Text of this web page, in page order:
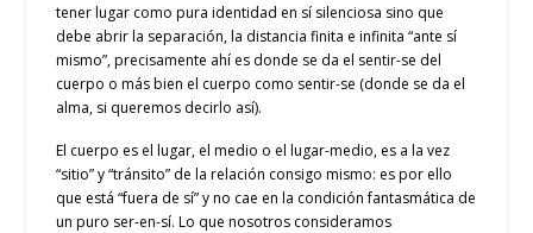
tener lugar como pura identidad en sí silenciosa sino que
debe abrir la separación, la distancia finita e infinita “ante sí
mismo”, precisamente ahí es donde se da el sentir-se del
cuerpo o más bien el cuerpo como sentir-se (donde se da el
alma, si queremos decirlo así).
El cuerpo es el lugar, el medio o el lugar-medio, es a la vez
“sitio” y “tránsito” de la relación consigo mismo: es por ello
que está “fuera de sí” y no cae en la condición fantasmática de
un puro ser-en-sí. Lo que nosotros consideramos